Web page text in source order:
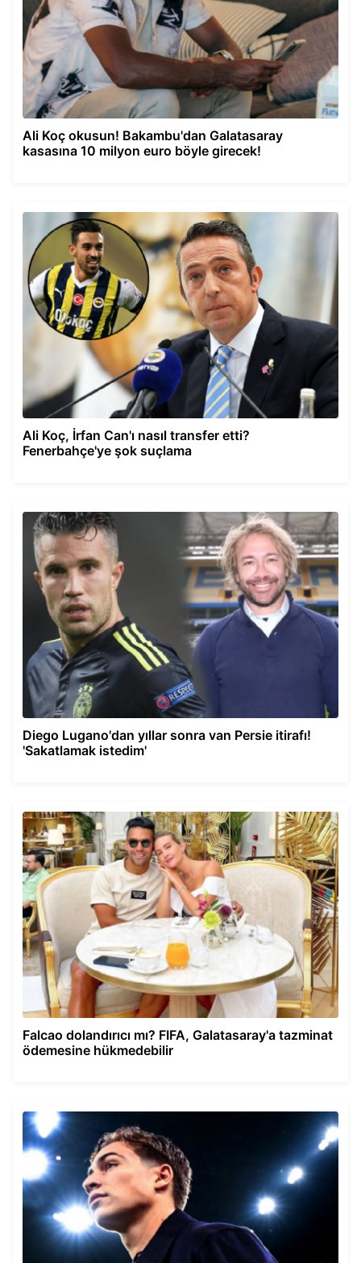
Ali Koç okusun! Bakambu'dan Galatasaray
kasasına 10 milyon euro böyle girecek!
Ali Koç, İrfan Can'ı nasıl transfer etti?
Fenerbahçe'ye şok suçlama
Diego Lugano'dan yıllar sonra van Persie itirafı!
'Sakatlamak istedim'
Falcao dolandırıcı mı? FIFA, Galatasaray'a tazminat
ödemesine hükmedebilir